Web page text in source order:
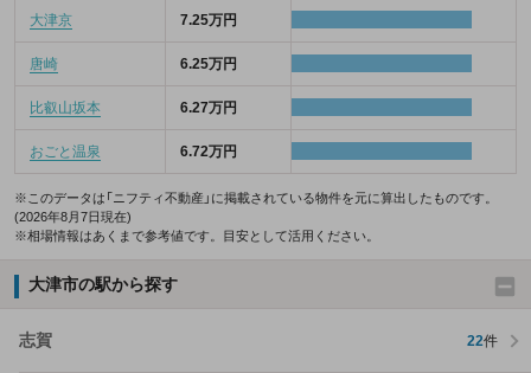
大津京 7.25万円
唐崎 6.25万円
比叡山坂本 6.27万円
おごと温泉 6.72万円
※このデータは「ニフティ不動産」に掲載されている物件を元に算出したものです。
(2026年8月7日現在)
※相場情報はあくまで参考値です。目安として活用ください。
大津市の駅から探す
志賀 22件